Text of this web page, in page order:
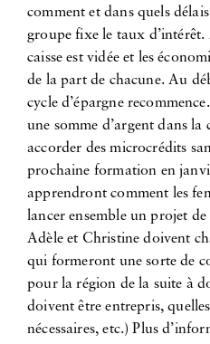
comment et dans quels
groupe fixe le taux d’intérêt.
caisse est vidée et les
de la part de chacune. Au
cycle d’épargne
une somme d’argent dans
accorder des microcrédits
prochaine formation en
apprendront comment les
lancer ensemble un projet
Adèle et Christine doivent
qui formeront une sorte de
pour la région de la suite à
doivent être entrepris,
nécessaires, etc.) Plus